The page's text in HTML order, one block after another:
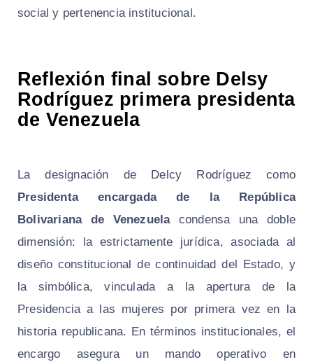
social y pertenencia institucional.
Reflexión final sobre Delsy
Rodríguez primera presidenta
de Venezuela
La designación de Delcy Rodríguez como
Presidenta encargada de la República
Bolivariana de Venezuelacondensa una doble
dimensión: la estrictamente jurídica, asociada al
diseño constitucional de continuidad del Estado, y
la simbólica, vinculada a la apertura de la
Presidencia a las mujeres por primera vez en la
historia republicana. En términos institucionales, el
encargo asegura un mando operativo en